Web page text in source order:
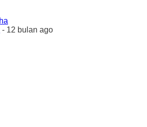
- 12 bulan ago